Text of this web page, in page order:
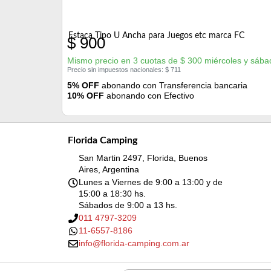
Estaca Tipo U Ancha para Juegos etc marca FC
$900
Mismo precio en 3 cuotas de $ 300 miércoles y
Precio sin impuestos nacionales: $ 711
5% OFF abonando con Transferencia bancaria
10% OFF abonando con Efectivo
Florida Camping
San Martin 2497, Florida, Buenos
Aires, Argentina
Lunes a Viernes de 9:00 a 13:00 y de
15:00 a 18:30 hs.
Sábados de 9:00 a 13 hs.
011 4797-3209
11-6557-8186
info@florida-camping.com.ar